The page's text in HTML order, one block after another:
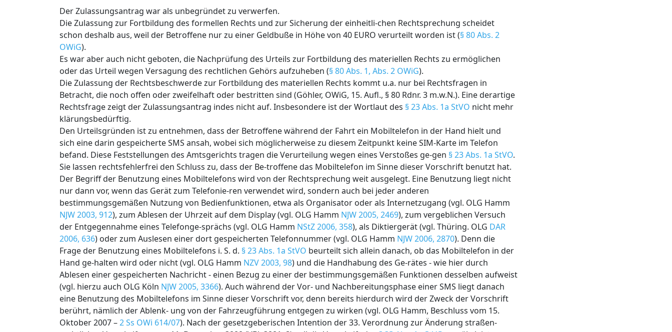
Der Zulassungsantrag war als unbegründet zu verwerfen.
Die Zulassung zur Fortbildung des formellen Rechts und zur Sicherung der einheitli-chen Rechtsprechung scheidet
schon deshalb aus, weil der Betroffene nur zu einer Geldbuße in Höhe von 40 EURO verurteilt worden ist (§ 80 Abs. 2
OWiG).
Es war aber auch nicht geboten, die Nachprüfung des Urteils zur Fortbildung des materiellen Rechts zu ermöglichen
oder das Urteil wegen Versagung des rechtlichen Gehörs aufzuheben (§ 80 Abs. 1, Abs. 2 OWiG).
Die Zulassung der Rechtsbeschwerde zur Fortbildung des materiellen Rechts kommt u.a. nur bei Rechtsfragen in
Betracht, die noch offen oder zweifelhaft oder bestritten sind (Göhler, OWiG, 15. Aufl., § 80 Rdnr. 3 m.w.N.). Eine derartige
Rechtsfrage zeigt der Zulassungsantrag indes nicht auf. Insbesondere ist der Wortlaut des § 23 Abs. 1a StVO nicht mehr
klärungsbedürftig.
Den Urteilsgründen ist zu entnehmen, dass der Betroffene während der Fahrt ein Mobiltelefon in der Hand hielt und
sich eine darin gespeicherte SMS ansah, wobei sich möglicherweise zu diesem Zeitpunkt keine SIM-Karte im Telefon
befand. Diese Feststellungen des Amtsgerichts tragen die Verurteilung wegen eines Verstoßes ge-gen § 23 Abs. 1a StVO.
Sie lassen rechtsfehlerfrei den Schluss zu, dass der Be-troffene das Mobiltelefon im Sinne dieser Vorschrift benutzt hat.
Der Begriff der Benutzung eines Mobiltelefons wird von der Rechtsprechung weit ausgelegt. Eine Benutzung liegt nicht
nur dann vor, wenn das Gerät zum Telefonie-ren verwendet wird, sondern auch bei jeder anderen
bestimmungsgemäßen Nutzung von Bedienfunktionen, etwa als Organisator oder als Internetzugang (vgl. OLG Hamm
NJW 2003, 912), zum Ablesen der Uhrzeit auf dem Display (vgl. OLG Hamm NJW 2005, 2469), zum vergeblichen Versuch
der Entgegennahme eines Telefonge-sprächs (vgl. OLG Hamm NStZ 2006, 358), als Diktiergerät (vgl. Thüring. OLG DAR
2006, 636) oder zum Auslesen einer dort gespeicherten Telefonnummer (vgl. OLG Hamm NJW 2006, 2870). Denn die
Frage der Benutzung eines Mobiltelefons i. S. d. § 23 Abs. 1a StVO beurteilt sich allein danach, ob das Mobiltelefon in der
Hand ge-halten wird oder nicht (vgl. OLG Hamm NZV 2003, 98) und die Handhabung des Ge-rätes - wie hier durch
Ablesen einer gespeicherten Nachricht - einen Bezug zu einer der bestimmungsgemäßen Funktionen desselben aufweist
(vgl. hierzu auch OLG Köln NJW 2005, 3366). Auch während der Vor- und Nachbereitungsphase einer SMS liegt danach
eine Benutzung des Mobiltelefons im Sinne dieser Vorschrift vor, denn bereits hierdurch wird der Zweck der Vorschrift
berührt, nämlich der Ablenk- ung von der Fahrzeugführung entgegen zu wirken (vgl. OLG Hamm, Beschluss vom 15.
Oktober 2007 –2 Ss OWi 614/07). Nach der gesetzgeberischen Intention der 33. Verordnung zur Änderung straßen-